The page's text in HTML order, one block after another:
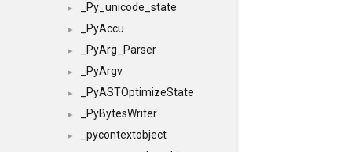
► _Py_unicode_state
► _PyAccu
► _PyArg_Parser
► _PyArgv
► _PyASTOptimizeState
► _PyBytesWriter
►
_pycontextobject